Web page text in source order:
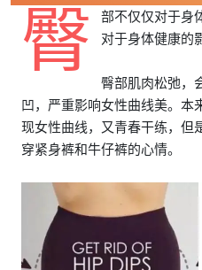
臀
部不仅仅对于身
对于身体健康的
臀部肌肉松弛，
凹，严重影响女性曲线美。本
现女性曲线，又青春干练，但
穿紧身裤和牛仔裤的心情。